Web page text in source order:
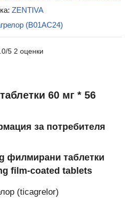
ZENTIVA
(B01AC24)
5 2 оценки
60 мг * 56
за потребителя
филмирани таблетки
film-coated tablets
(ticagrelor)